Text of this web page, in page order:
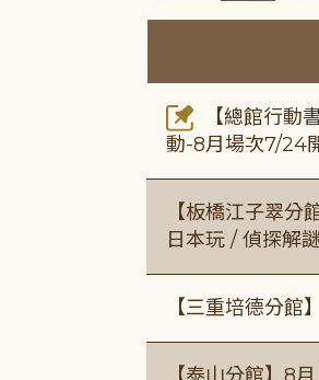
【總館行動
動-8月場次7/24
【板橋江子翠
日本玩 / 偵探解
【三重培德分